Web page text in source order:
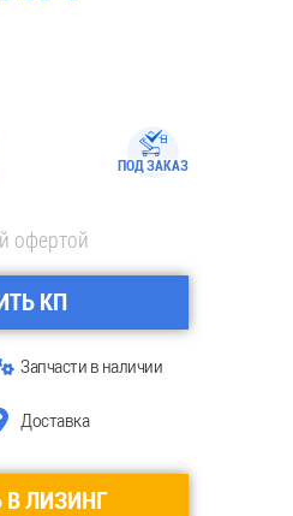
ПОД ЗАКАЗ
офертой
КП
Запчасти в наличии
Доставка
В ЛИЗИНГ